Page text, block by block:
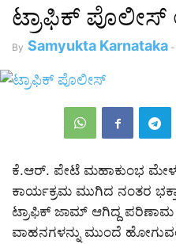
ಟ್ರಾಫಿಕ್
By Samyukta Karnataka -
ಕೆ.ಆರ್. ಪೇಟೆ ಮಹಾಕುಂಭ
ಕಾರ್ಯಕ್ರಮ ಮುಗಿದ ನಂತರ
ಟ್ರಾಫಿಕ್ ಜಾಮ್ ಆಗಿದ್ದ ಪರಿಣಾಮ
ವಾಹನಗಳನ್ನು ಮುಂದೆ